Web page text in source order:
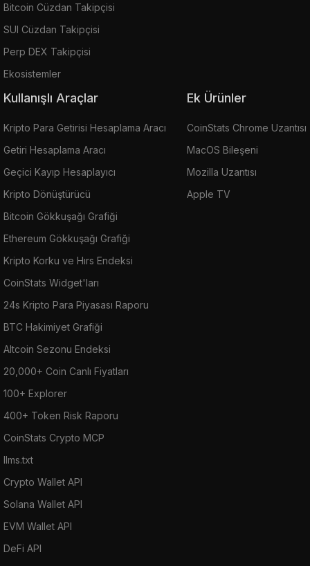
Bitcoin Cüzdan Takipçisi
SUI Cüzdan Takipçisi
Perp DEX Takipçisi
Ekosistemler
Kullanışlı Araçlar
Kripto Para Getirisi Hesaplama Aracı
Getiri Hesaplama Aracı
Geçici Kayıp Hesaplayıcı
Kripto Dönüştürücü
Bitcoin Gökkuşağı Grafiği
Ethereum Gökkuşağı Grafiği
Kripto Korku ve Hırs Endeksi
CoinStats Widget'ları
24s Kripto Para Piyasası Raporu
BTC Hakimiyet Grafiği
Altcoin Sezonu Endeksi
20,000+ Coin Canlı Fiyatları
100+ Explorer
400+ Token Risk Raporu
CoinStats Crypto MCP
llms.txt
Crypto Wallet API
Solana Wallet API
EVM Wallet API
DeFi API
Ek Ürünler
CoinStats Chrome Uzantısı
MacOS Bileşeni
Mozilla Uzantısı
Apple TV